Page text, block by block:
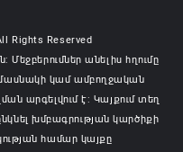
Rights Reserved
անելիս հղումը
կամ ամբողջական
արգելվում է: Կայքում տեղ
խմբագրության կարծիքի
համար կայքը